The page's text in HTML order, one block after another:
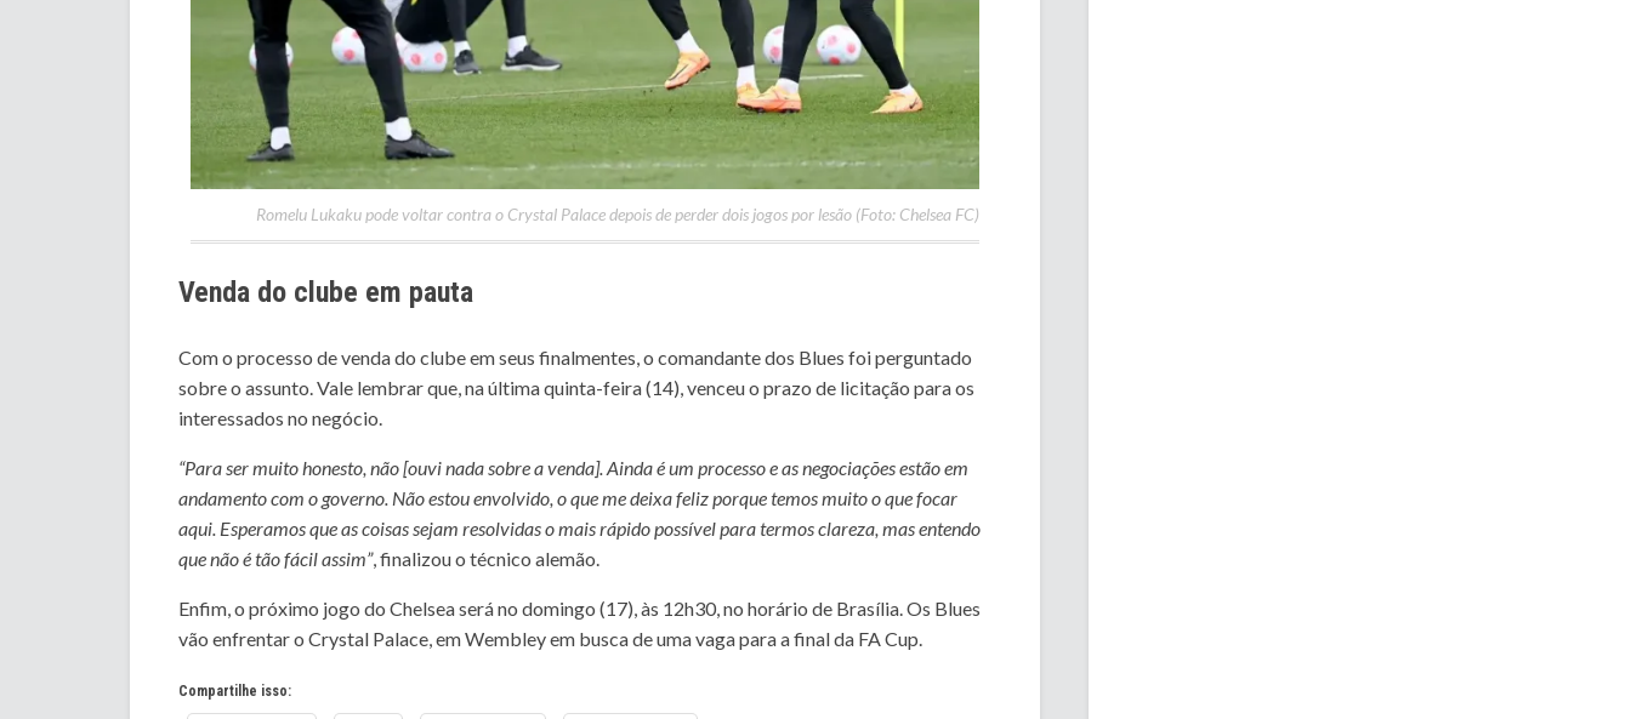
Romelu Lukaku pode voltar contra o Crystal Palace depois de perder dois jogos por lesão (Foto: Chelsea FC)
Venda do clube em pauta
Com o processo de venda do clube em seus finalmentes, o comandante dos Blues foi perguntado
sobre o assunto. Vale lembrar que, na última quinta-feira (14), venceu o prazo de licitação para os
interessados no negócio.
“Para ser muito honesto, não [ouvi nada sobre a venda]. Ainda é um processo e as negociações estão em
andamento com o governo. Não estou envolvido, o que me deixa feliz porque temos muito o que focar
aqui. Esperamos que as coisas sejam resolvidas o mais rápido possível para termos clareza, mas entendo
que não é tão fácil assim”, finalizou o técnico alemão.
Enfim, o próximo jogo do Chelsea será no domingo (17), às 12h30, no horário de Brasília. Os Blues
vão enfrentar o Crystal Palace, em Wembley em busca de uma vaga para a final da FA Cup.
Compartilhe isso: